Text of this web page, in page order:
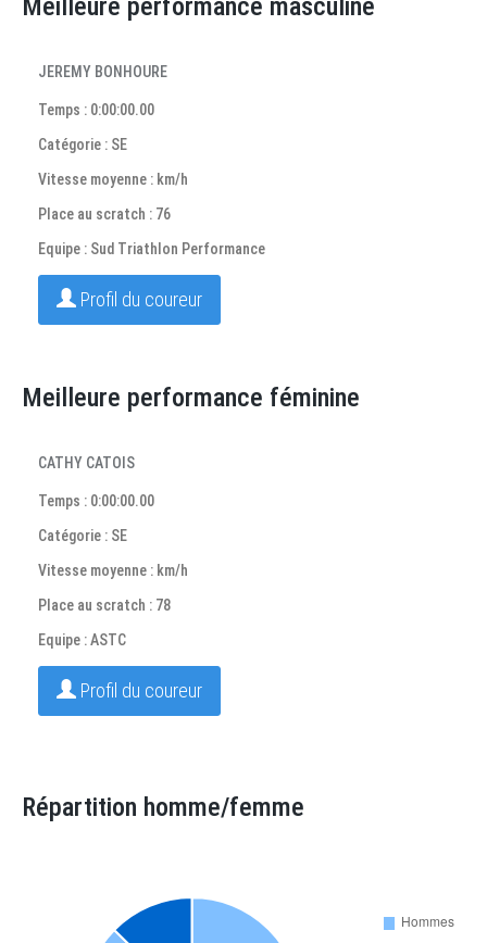
Meilleure performance masculine
JEREMY BONHOURE
Temps : 0:00:00.00
Catégorie : SE
Vitesse moyenne : km/h
Place au scratch : 76
Equipe : Sud Triathlon Performance
Profil du coureur
Meilleure performance féminine
CATHY CATOIS
Temps : 0:00:00.00
Catégorie : SE
Vitesse moyenne : km/h
Place au scratch : 78
Equipe : ASTC
Profil du coureur
Répartition homme/femme